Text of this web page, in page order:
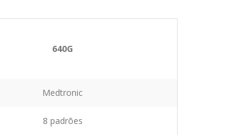
640G
Medtronic
8 padrões